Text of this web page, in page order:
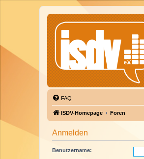
FAQ
ISDV-Homepage Foren
Anmelden
Benutzername: